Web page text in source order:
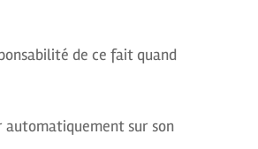
de ce fait quand
automatiquement sur son